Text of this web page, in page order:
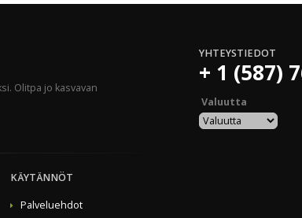
Olitpa jo kasvavan
KÄYTÄNNÖT
Palveluehdot
YHTEYSTIEDOT
+ 1 (587)
Valuutta